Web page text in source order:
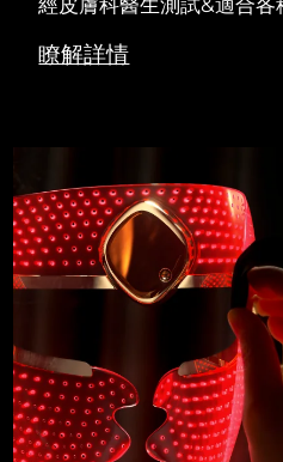
瞭解詳情